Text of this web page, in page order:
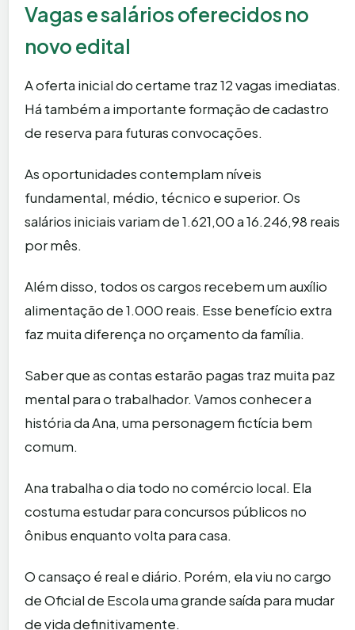
Vagas e salários oferecidos no
novo edital
A oferta inicial do certame traz 12 vagas imediatas.
Há também a importante formação de cadastro
de reserva para futuras convocações.
As oportunidades contemplam níveis
fundamental, médio, técnico e superior. Os
salários iniciais variam de 1.621,00 a 16.246,98 reais
por mês.
Além disso, todos os cargos recebem um auxílio
alimentação de 1.000 reais. Esse benefício extra
faz muita diferença no orçamento da família.
Saber que as contas estarão pagas traz muita paz
mental para o trabalhador. Vamos conhecer a
história da Ana, uma personagem fictícia bem
comum.
Ana trabalha o dia todo no comércio local. Ela
costuma estudar para concursos públicos no
ônibus enquanto volta para casa.
O cansaço é real e diário. Porém, ela viu no cargo
de Oficial de Escola uma grande saída para mudar
de vida definitivamente.